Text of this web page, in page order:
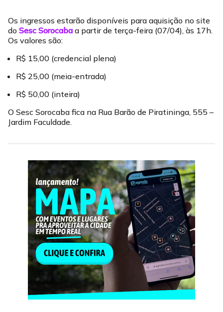
Os ingressos estarão disponíveis para aquisição no site
do Sesc Sorocaba a partir de terça-feira (07/04), às 17h.
Os valores são:
R$ 15,00 (credencial plena)
R$ 25,00 (meia-entrada)
R$ 50,00 (inteira)
O Sesc Sorocaba fica na Rua Barão de Piratininga, 555 –
Jardim Faculdade.